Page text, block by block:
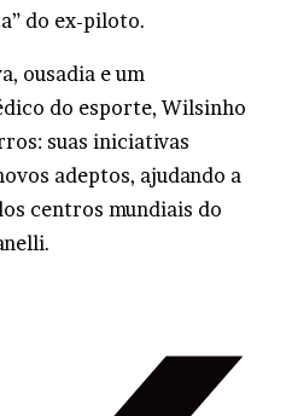
do ex-piloto.
ousadia e um
do esporte, Wilsinho
suas iniciativas
adeptos, ajudando a
centros mundiais do